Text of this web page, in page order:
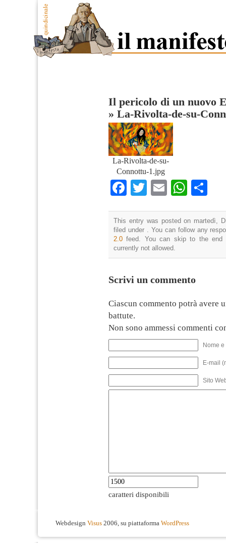
Il pericolo di un nuovo
» La-Rivolta-de-su-
La-Rivolta-de-su-
Connottu-1.jpg
Facebook
TwitterEmail
This entry was posted on martedì,
filed under . You can follow any
2.0 feed. You can skip to the end
currently not allowed.
Scrivi un commento
Ciascun commento potrà avere
battute.
Non sono ammessi commenti
Nome
E-mail
Sito
caratteri disponibili
Webdesign Visus 2006, su piattaforma WordPress